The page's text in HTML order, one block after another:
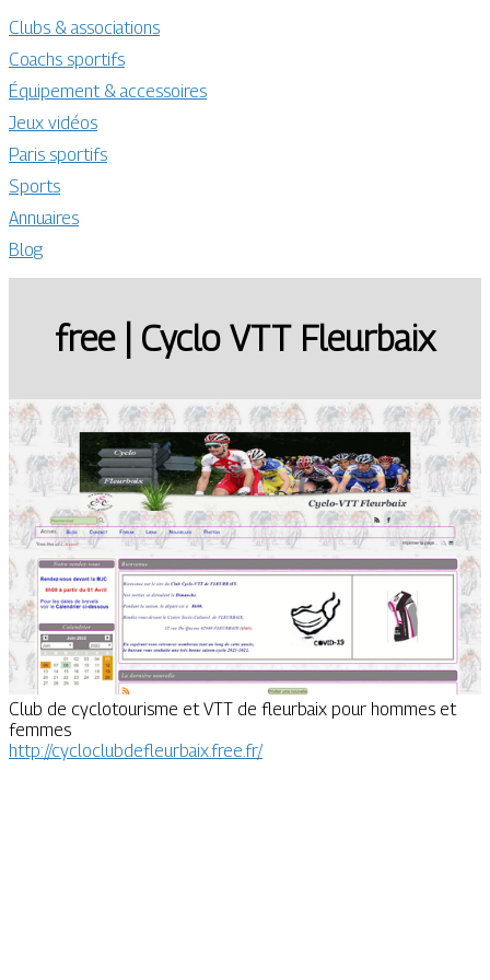
Clubs & associations
Coachs sportifs
Équipement & accessoires
Jeux vidéos
Paris sportifs
Sports
Annuaires
Blog
free | Cyclo VTT Fleurbaix
Club de cyclotourisme et VTT de fleurbaix pour hommes et
femmes
http://cycloclubdefleurbaix.free.fr/